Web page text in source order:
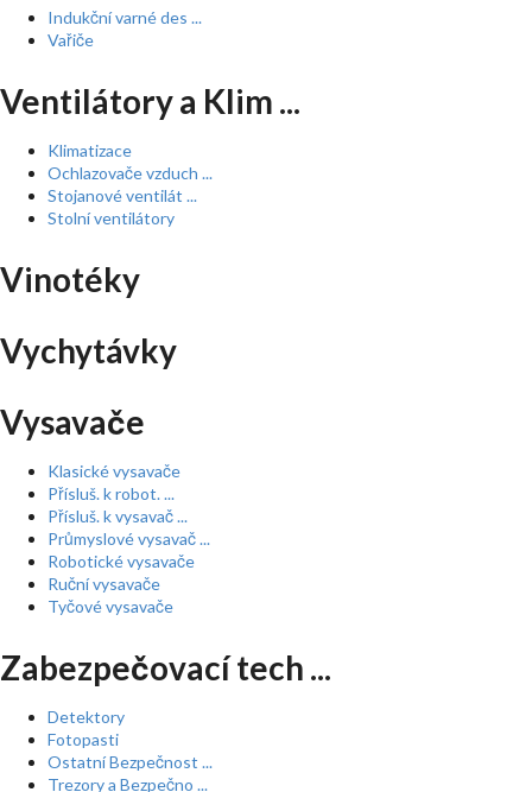
Indukční varné des ...
Vařiče
Ventilátory a Klim ...
Klimatizace
Ochlazovače vzduch ...
Stojanové ventilát ...
Stolní ventilátory
Vinotéky
Vychytávky
Vysavače
Klasické vysavače
Přísluš. k robot. ...
Přísluš. k vysavač ...
Průmyslové vysavač ...
Robotické vysavače
Ruční vysavače
Tyčové vysavače
Zabezpečovací tech ...
Detektory
Fotopasti
Ostatní Bezpečnost ...
Trezory a Bezpečno ...